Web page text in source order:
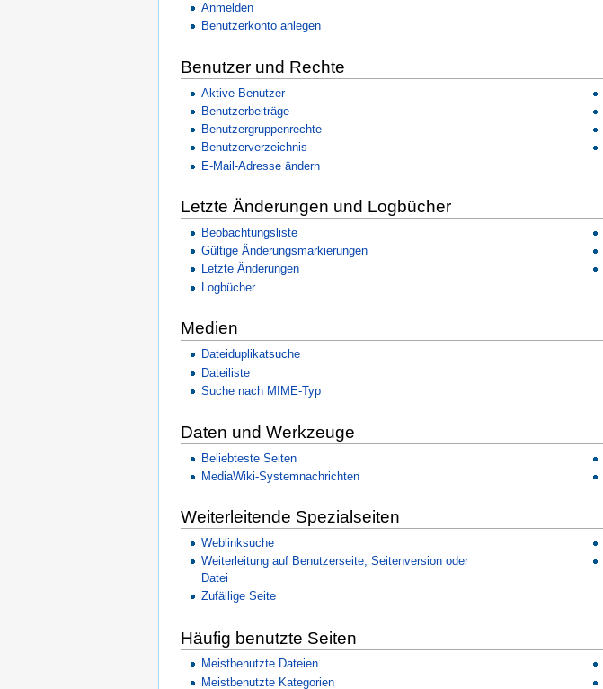
Anmelden
Benutzerkonto anlegen
Benutzer und Rechte
Aktive Benutzer
Benutzerbeiträge
Benutzergruppenrechte
Benutzerverzeichnis
E-Mail-Adresse ändern
Letzte Änderungen und Logbücher
Beobachtungsliste
Gültige Änderungsmarkierungen
Letzte Änderungen
Logbücher
Medien
Dateiduplikatsuche
Dateiliste
Suche nach MIME-Typ
Daten und Werkzeuge
Beliebteste Seiten
MediaWiki-Systemnachrichten
Weiterleitende Spezialseiten
Weblinksuche
Weiterleitung auf Benutzerseite, Seitenversion oder
Datei
Zufällige Seite
Häufig benutzte Seiten
Meistbenutzte Dateien
Meistbenutzte Kategorien